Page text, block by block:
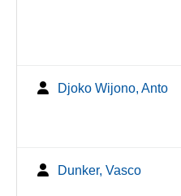
Djoko Wijono, Anto
Dunker, Vasco